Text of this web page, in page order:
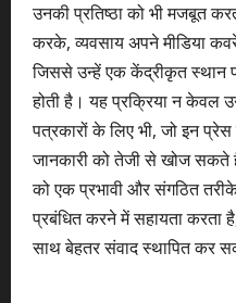
उनकी प्रतिष्ठा को भी मजबूत
करके, व्यवसाय अपने मीडिया
जिससे उन्हें एक केंद्रीकृत स्थान
होती है। यह प्रक्रिया न केवल
पत्रकारों के लिए भी, जो इन
जानकारी को तेजी से खोज सकते
को एक प्रभावी और संगठित
प्रबंधित करने में सहायता करता
साथ बेहतर संवाद स्थापित कर